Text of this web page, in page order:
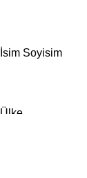
İsim Soyisim
Ülke